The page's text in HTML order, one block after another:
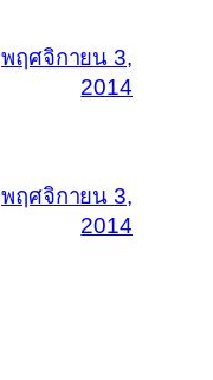
พฤศจิกายน 3,
2014
พฤศจิกายน 3,
2014